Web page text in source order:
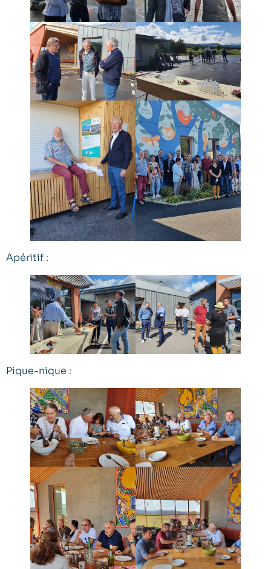
Apéritif :
Pique-nique :